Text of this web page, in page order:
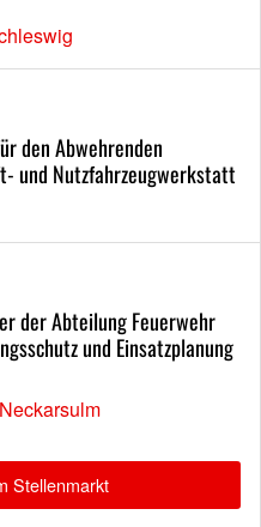
den Abwehrenden
und Nutzfahrzeugwerkstatt
der Abteilung Feuerwehr
und Einsatzplanung
Stellenmarkt